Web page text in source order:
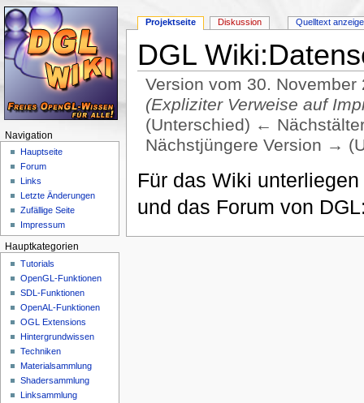
DGL
Version vom 30.
(Expliziter Verweise auf
(Unterschied) ←
Nächstjüngere Version →
Für das Wiki
und das Forum von
Projektseite Diskussion Quelltext
Navigation
Hauptseite
Forum
Links
Letzte Änderungen
Zufällige Seite
Impressum
Hauptkategorien
Tutorials
OpenGL-Funktionen
SDL-Funktionen
OpenAL-Funktionen
OGL Extensions
Hintergrundwissen
Techniken
Materialsammlung
Shadersammlung
Linksammlung